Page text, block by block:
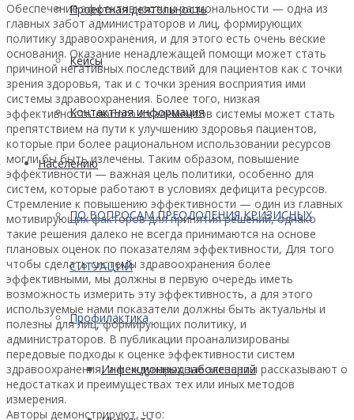
Проектная деятельность
Кейсы
Контактная информация
Населению
ПО ВОПРОСАМ ПРЕОДОЛЕНИЯ КРИЗИСНЫХ
СИТУАЦИЙ
Профилактика
Инфекционных заболеваний
Обеспечение эффективности и рациональности — одна из
главных забот администраторов и лиц, формирующих
политику здравоохранения, и для этого есть очень веские
основания. Оказание ненадлежащей помощи может стать
причиной негативных последствий для пациентов как с точки
зрения здоровья, так и с точки зрения восприятия ими
системы здравоохранения. Более того, низкая
эффективность любого из элементов системы может стать
препятствием на пути к улучшению здоровья пациентов,
которые при более рациональном использовании ресурсов
могли бы быть излечены. Таким образом, повышение
эффективности — важная цель политики, особенно для
систем, которые работают в условиях дефицита ресурсов.
Стремление к повышению эффективности — один из главных
мотивирующих факторов для принятия решений, однако
такие решения далеко не всегда принимаются на основе
плановых оценок по показателям эффективности, Для того
чтобы сделать системы здравоохранения более
эффективными, мы должны в первую очередь иметь
возможность измерить эту эффективность, а для этого
используемые нами показатели должны быть актуальны и
полезны для лиц, формирующих политику, и
администраторов. В публикации проанализированы
передовые подходы к оценке эффективности систем
здравоохранения, и международные эксперты рассказывают о
недостатках и преимуществах тех или иных методов
измерения.
Авторы демонстрируют, что: